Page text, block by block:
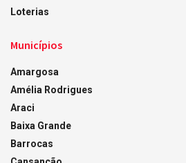
Loterias
Municípios
Amargosa
Amélia Rodrigues
Araci
Baixa Grande
Barrocas